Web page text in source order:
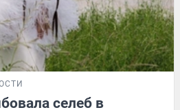
селеб в